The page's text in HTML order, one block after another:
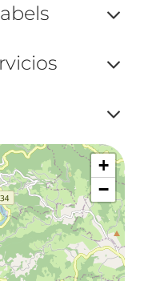
ou
ou
ou
+
−